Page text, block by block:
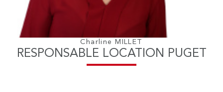
Charline MILLET
RESPONSABLE LOCATION PUGET